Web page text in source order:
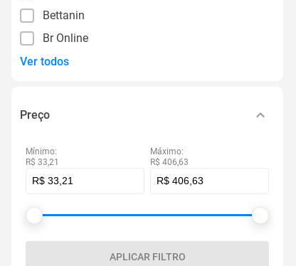
Bettanin
Br Online
Ver todos
Preço
Mínimo:
R$ 33,21
Máximo:
R$ 406,63
APLICAR FILTRO